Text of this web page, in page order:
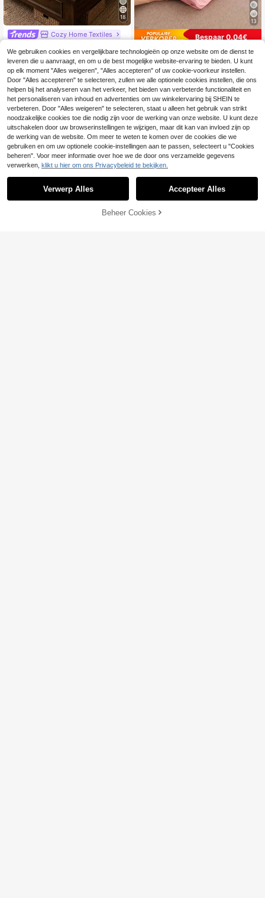
18
Cozy Home Textiles
asbeschermer, matrashoes, zomer,
comfortabel, ademend, kreukvrij, m
achinegewassen, twin, full, queen,
king size, slaapkamerbeddengoed,
alle seizoenen & zomer, kussen en
kussensloop niet inbegrepen, kame
rdecoratie, terug naar school
#2 Bestseller in voorgewassen microvezel Getailleerde lakens
5 .86€
13
Bespaar 0.04€
1 stuk lichtroze gestreept hartpatro
on hoeslaken, matrasbeschermer, m
atrashoes, hoeslaken, zacht en ade
mend, past op alle bedmaten - Twi
n, Full, Queen, King, diepe zak tot 1
1,8 inch, machine wasbaar. Terug n
aar school, essentiële artikelen voo
r de slaapzaal
6
TOEVOEGEN AAN WINKELWAGEN
We gebruiken cookies en vergelijkbare technologieën op onze website om de dienst te
leveren die u aanvraagt, en om u de best mogelijke website-ervaring te bieden. U kunt
op elk moment "Alles weigeren", "Alles accepteren" of uw cookie-voorkeur instellen.
Door "Alles accepteren" te selecteren, zullen we alle optionele cookies instellen, die ons
helpen bij het analyseren van het verkeer, het bieden van verbeterde functionaliteit en
het personaliseren van inhoud en advertenties om uw winkelervaring bij SHEIN te
verbeteren. Door "Alles weigeren" te selecteren, staat u alleen het gebruik van strikt
noodzakelijke cookies toe die nodig zijn voor de werking van onze website. U kunt deze
uitschakelen door uw browserinstellingen te wijzigen, maar dit kan van invloed zijn op
de werking van de website. Om meer te weten te komen over de cookies die we
gebruiken en om uw optionele cookie-instellingen aan te passen, selecteert u "Cookies
beheren". Voor meer informatie over hoe we de door ons verzamelde gegevens
verwerken, klikt u hier om ons Privacybeleid te bekijken.
Verwerp Alles Accepteer Alles
Beheer Cookies